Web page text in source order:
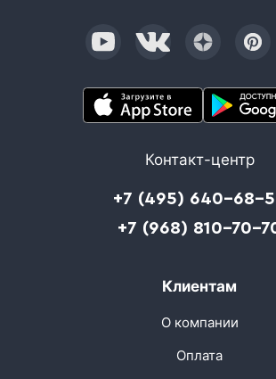
Контакт-центр
+7 (495) 640-68-
+7 (968) 810-70-
Клиентам
О компании
Оплата